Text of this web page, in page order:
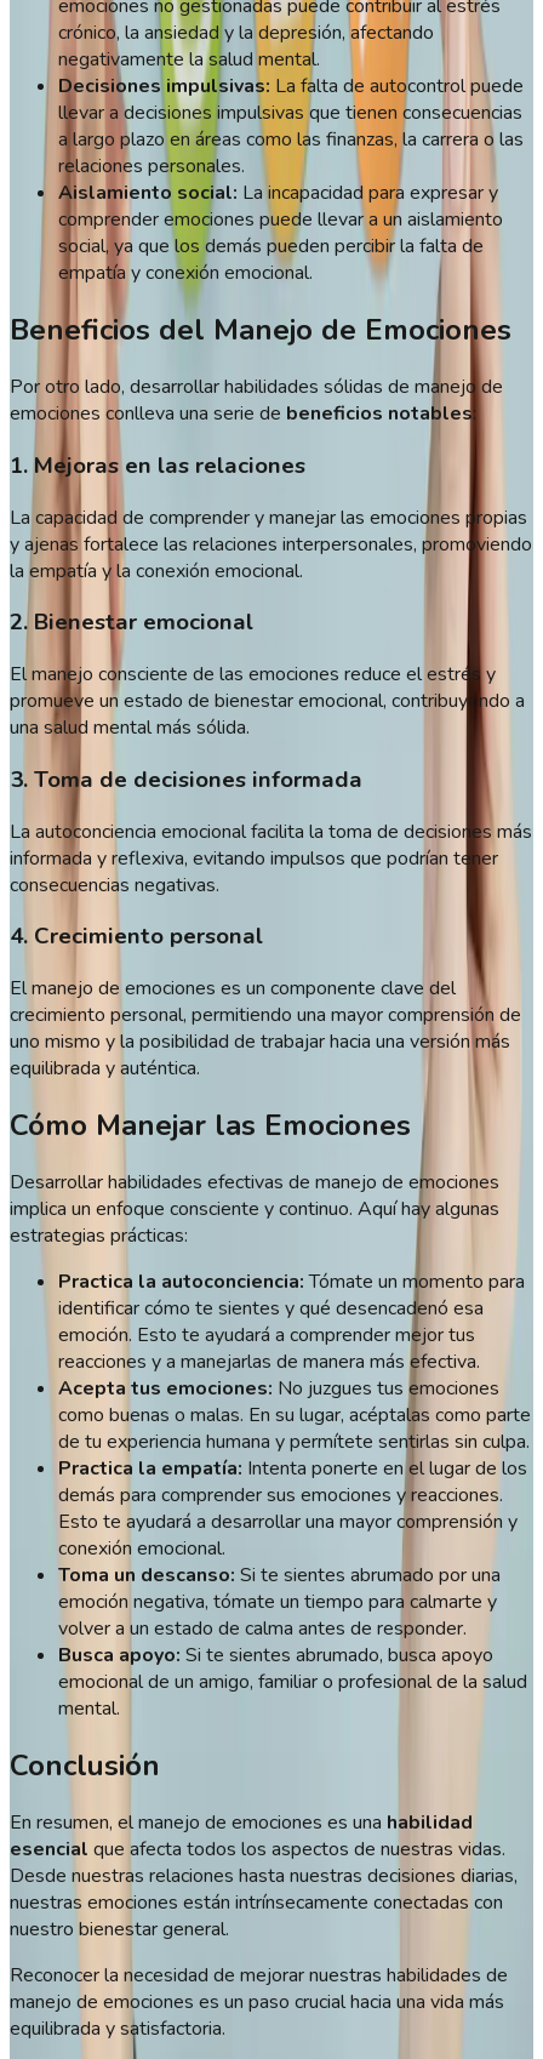
emociones no gestionadas puede contribuir al estrés
crónico, la ansiedad y la depresión, afectando
negativamente la salud mental.
Decisiones impulsivas: La falta de autocontrol puede
llevar a decisiones impulsivas que tienen consecuencias
a largo plazo en áreas como las finanzas, la carrera o las
relaciones personales.
Aislamiento social: La incapacidad para expresar y
comprender emociones puede llevar a un aislamiento
social, ya que los demás pueden percibir la falta de
empatía y conexión emocional.
Beneficios del Manejo de Emociones
Por otro lado, desarrollar habilidades sólidas de manejo de
emociones conlleva una serie de beneficios notables:
1. Mejoras en las relaciones
La capacidad de comprender y manejar las emociones propias
y ajenas fortalece las relaciones interpersonales, promoviendo
la empatía y la conexión emocional.
2. Bienestar emocional
El manejo consciente de las emociones reduce el estrés y
promueve un estado de bienestar emocional, contribuyendo a
una salud mental más sólida.
3. Toma de decisiones informada
La autoconciencia emocional facilita la toma de decisiones más
informada y reflexiva, evitando impulsos que podrían tener
consecuencias negativas.
4. Crecimiento personal
El manejo de emociones es un componente clave del
crecimiento personal, permitiendo una mayor comprensión de
uno mismo y la posibilidad de trabajar hacia una versión más
equilibrada y auténtica.
Cómo Manejar las Emociones
Desarrollar habilidades efectivas de manejo de emociones
implica un enfoque consciente y continuo. Aquí hay algunas
estrategias prácticas:
Practica la autoconciencia:Tómate un momento para
identificar cómo te sientes y qué desencadenó esa
emoción. Esto te ayudará a comprender mejor tus
reacciones y a manejarlas de manera más efectiva.
Acepta tus emociones: No juzgues tus emociones
como buenas o malas. En su lugar, acéptalas como parte
de tu experiencia humana y permítete sentirlas sin culpa.
Practica la empatía: Intenta ponerte en el lugar de los
demás para comprender sus emociones y reacciones.
Esto te ayudará a desarrollar una mayor comprensión y
conexión emocional.
Toma un descanso: Si te sientes abrumado por una
emoción negativa, tómate un tiempo para calmarte y
volver a un estado de calma antes de responder.
Busca apoyo: Si te sientes abrumado, busca apoyo
emocional de un amigo, familiar o profesional de la salud
mental.
Conclusión
En resumen, el manejo de emociones es una habilidad
esencial que afecta todos los aspectos de nuestras vidas.
Desde nuestras relaciones hasta nuestras decisiones diarias,
nuestras emociones están intrínsecamente conectadas con
nuestro bienestar general.
Reconocer la necesidad de mejorar nuestras habilidades de
manejo de emociones es un paso crucial hacia una vida más
equilibrada y satisfactoria.